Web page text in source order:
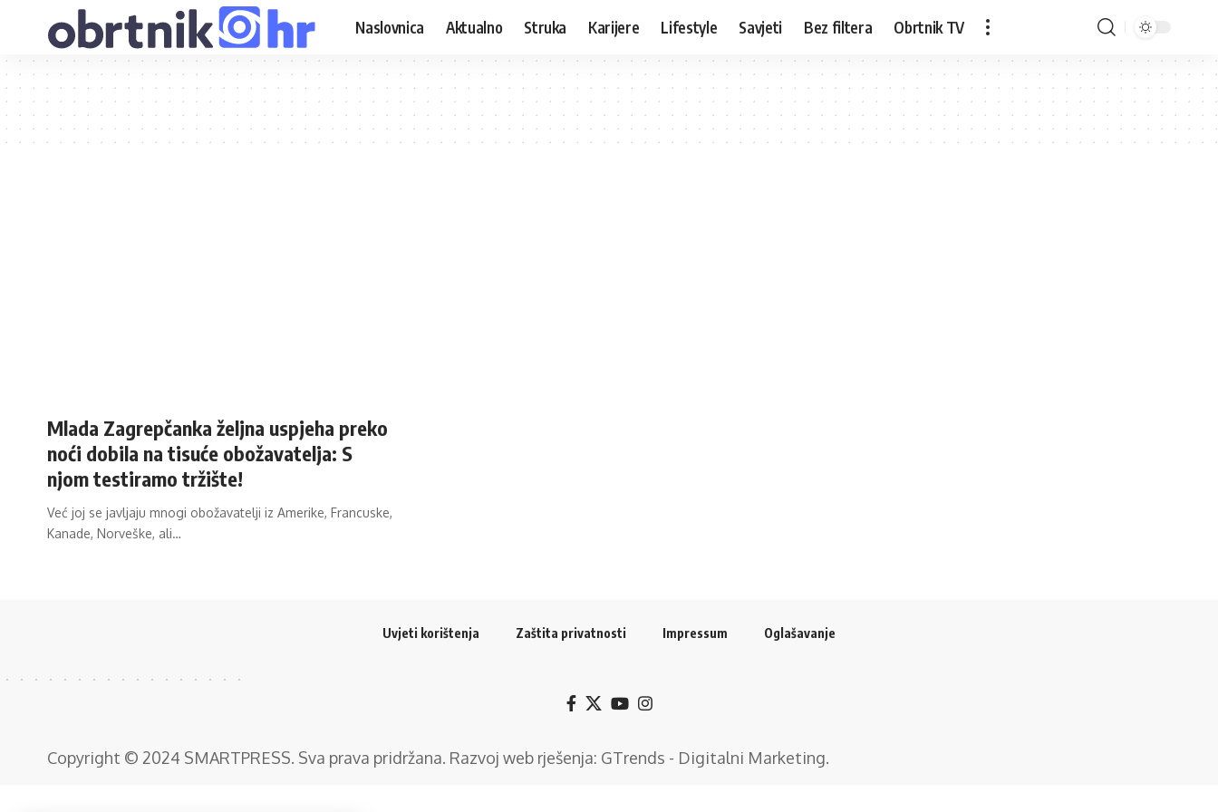
Naslovnica Aktualno Struka Karijere Lifestyle Savjeti Bez filtera Obrtnik TV
Mlada Zagrepčanka željna uspjeha preko
noći dobila na tisuće obožavatelja: S
njom testiramo tržište!
Već joj se javljaju mnogi obožavatelji iz Amerike, Francuske,
Kanade, Norveške, ali…
Uvjeti korištenja Zaštita privatnosti Impressum Oglašavanje
Copyright © 2024 SMARTPRESS. Sva prava pridržana. Razvoj web rješenja: GTrends - Digitalni Marketing.